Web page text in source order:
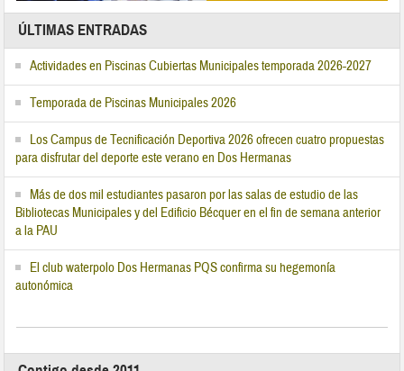
ÚLTIMAS ENTRADAS
Actividades en Piscinas Cubiertas Municipales temporada 2026-2027
Temporada de Piscinas Municipales 2026
Los Campus de Tecnificación Deportiva 2026 ofrecen cuatro propuestas
para disfrutar del deporte este verano en Dos Hermanas
Más de dos mil estudiantes pasaron por las salas de estudio de las
Bibliotecas Municipales y del Edificio Bécquer en el fin de semana anterior
a la PAU
El club waterpolo Dos Hermanas PQS confirma su hegemonía
autonómica